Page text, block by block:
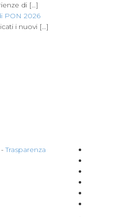
di […]
PON 2026
i nuovi […]
Trasparenza